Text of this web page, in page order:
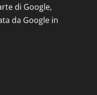
di Google,
da Google in